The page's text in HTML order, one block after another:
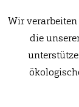
Wir verarbeiten
die